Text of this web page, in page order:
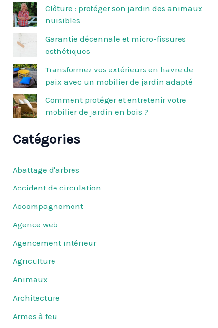
c
h
e
Clôture : protéger son jardin des animaux
nuisibles
Garantie décennale et micro-fissures
esthétiques
Transformez vos extérieurs en havre de
paix avec un mobilier de jardin adapté
Comment protéger et entretenir votre
mobilier de jardin en bois ?
Catégories
Abattage d'arbres
Accident de circulation
Accompagnement
Agence web
Agencement intérieur
Agriculture
Animaux
Architecture
Armes à feu